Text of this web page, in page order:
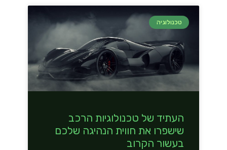
טכנולוגיה
העתיד של טכנולוגיות הרכב
שישפרו את חווית הנהיגה שלכם
בעשור הקרוב